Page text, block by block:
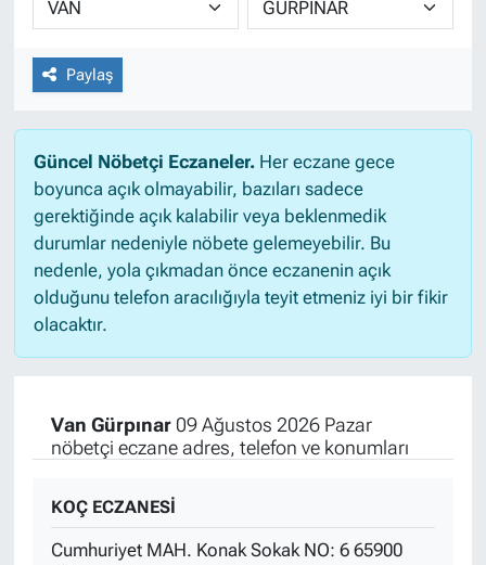
Paylaş
Güncel Nöbetçi Eczaneler.Her eczane gece
boyunca açık olmayabilir, bazıları sadece
gerektiğinde açık kalabilir veya beklenmedik
durumlar nedeniyle nöbete gelemeyebilir. Bu
nedenle, yola çıkmadan önce eczanenin açık
olduğunu telefon aracılığıyla teyit etmeniz iyi bir fikir
olacaktır.
Van Gürpınar09 Ağustos 2026 Pazar
nöbetçi eczane adres, telefon ve konumları
KOÇ ECZANESİ
Cumhuriyet MAH. Konak Sokak NO: 6 65900